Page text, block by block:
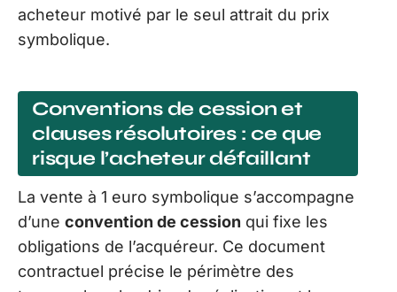
acheteur motivé par le seul attrait du prix
symbolique.
Conventions de cession et
clauses résolutoires : ce que
risque l’acheteur défaillant
La vente à 1 euro symbolique s’accompagne
d’une convention de cession qui fixe les
obligations de l’acquéreur. Ce document
contractuel précise le périmètre des